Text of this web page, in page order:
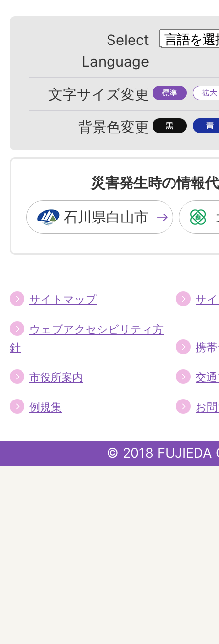
Select
Language
文字サイズ変更 標
準
拡
大
背景色変更 背
色
を
黒
色
に
背
色
を
青
色
に
災害発生時の情報
石川県白山市
サイトマップ サ
ウェブアクセシビリティ方
針
携
市役所案内 交
例規集 お
© 2018 FUJIEDA